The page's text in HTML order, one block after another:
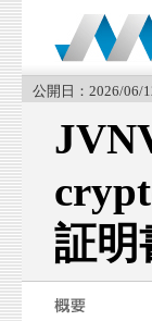
公開日：2026/06/
証明